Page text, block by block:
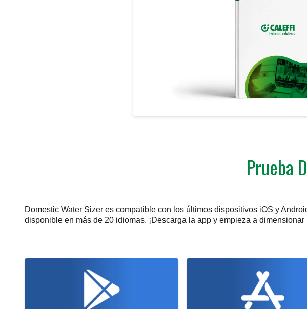
Prueba
Domestic Water Sizer es compatible con los últimos dispositivos iOS y
disponible en más de 20 idiomas. ¡Descarga la app y empieza a